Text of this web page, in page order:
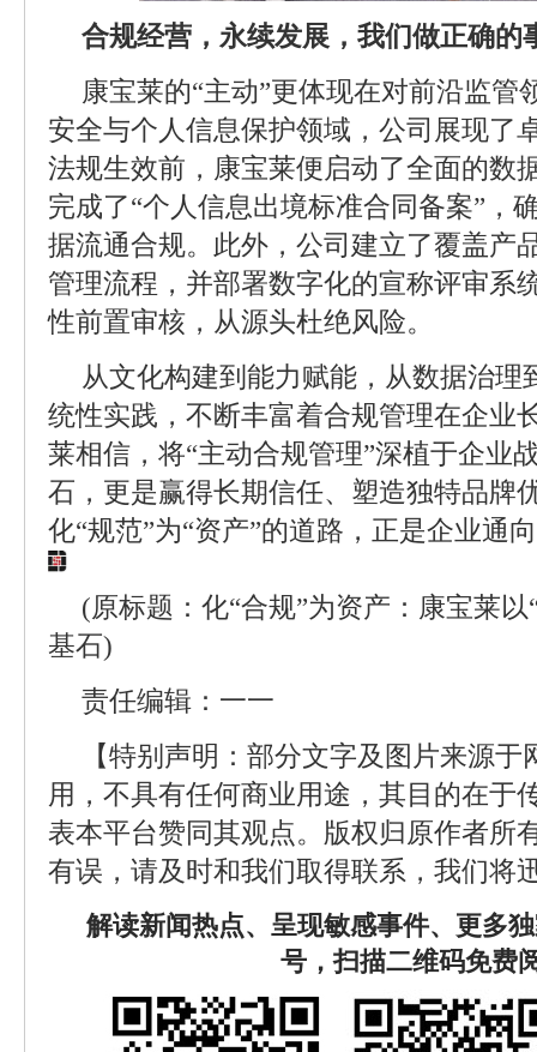
合规经营，永续发展，我们做正确的
康宝莱的“主动”更体现在对前沿监管
安全与个人信息保护领域，公司展现了
法规生效前，康宝莱便启动了全面的数
完成了“个人信息出境标准合同备案”，
据流通合规。此外，公司建立了覆盖产
管理流程，并部署数字化的宣称评审系
性前置审核，从源头杜绝风险。
从文化构建到能力赋能，从数据治理
统性实践，不断丰富着合规管理在企业
莱相信，将“主动合规管理”深植于企业
石，更是赢得长期信任、塑造独特品牌
化“规范”为“资产”的道路，正是企业通
(原标题：化“合规”为资产：康宝莱
基石)
责任编辑：一一
【特别声明：部分文字及图片来源
用，不具有任何商业用途，其目的在于
表本平台赞同其观点。版权归原作者所
有误，请及时和我们取得联系，我们将
解读新闻热点、呈现敏感事件、更多
号，扫描二维码免费